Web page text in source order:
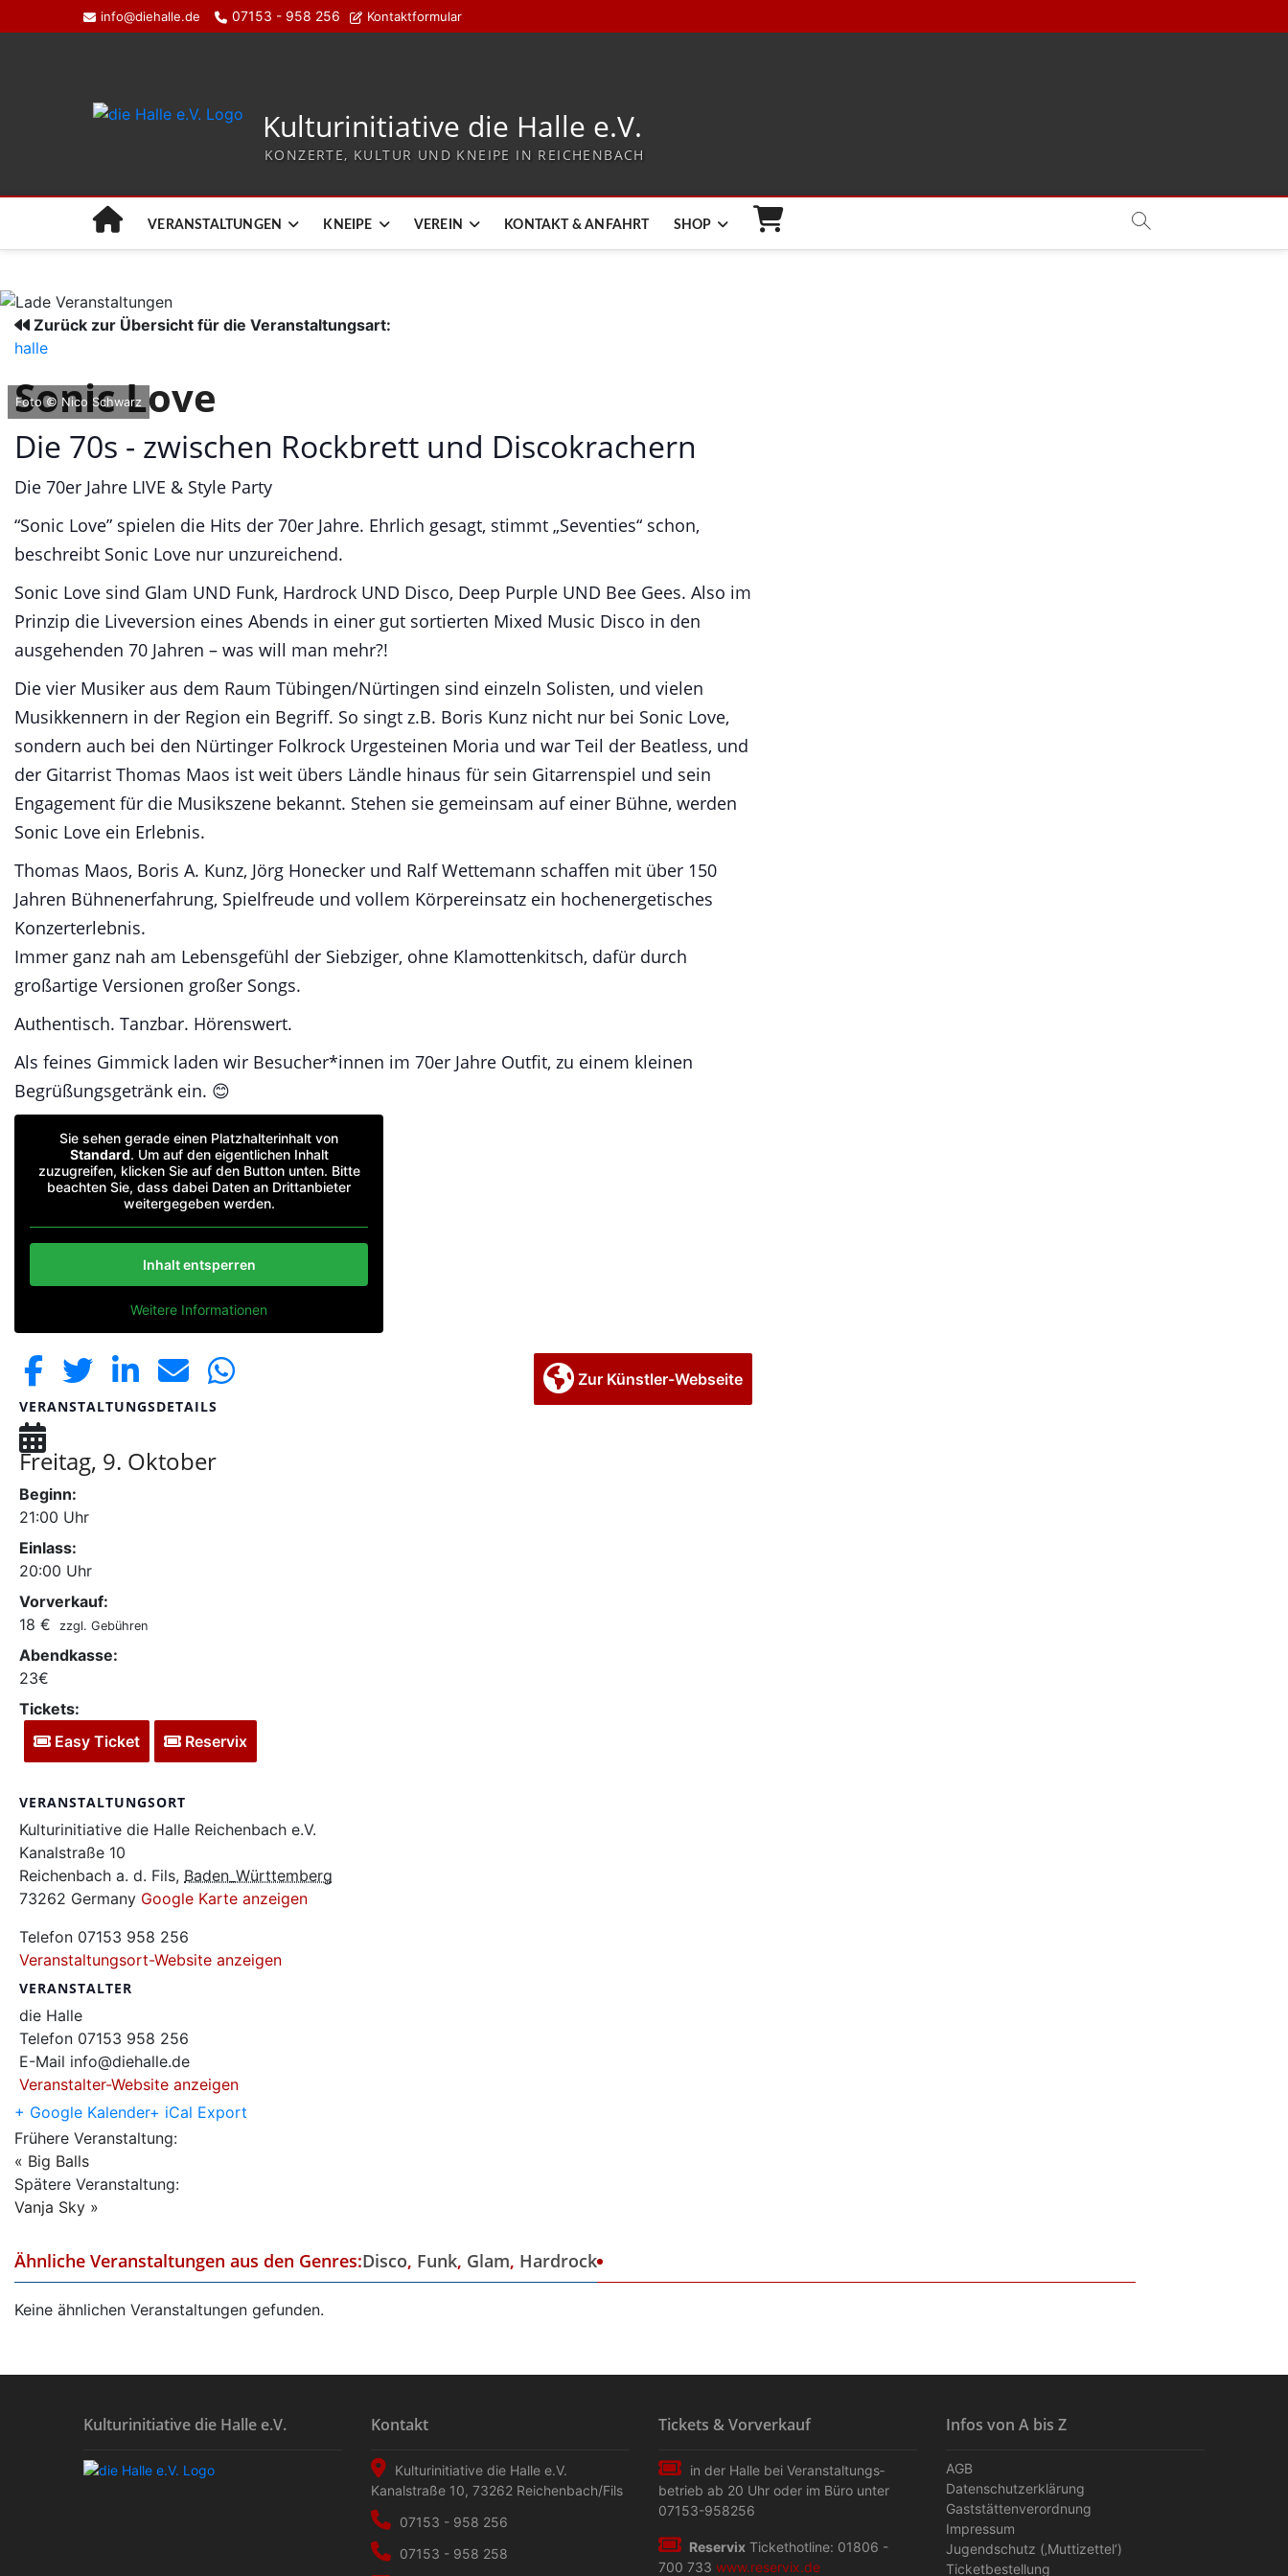
info@diehalle.de 07153 - 958 256 Kontaktformular
Kulturinitiative die Halle e.V.
KONZERTE, KULTUR UND KNEIPE IN REICHENBACH
VERANSTALTUNGEN KNEIPE VEREIN KONTAKT & ANFAHRT SHOP
Zurück zur Übersicht für die Veranstaltungsart:
halle
Foto © Nico Schwarz
Sonic Love
Die 70s - zwischen Rockbrett und Discokrachern
Die 70er Jahre LIVE & Style Party
“Sonic Love” spielen die Hits der 70er Jahre. Ehrlich gesagt, stimmt „Seventies“ schon,
beschreibt Sonic Love nur unzureichend.
Sonic Love sind Glam UND Funk, Hardrock UND Disco, Deep Purple UND Bee Gees. Also im
Prinzip die Liveversion eines Abends in einer gut sortierten Mixed Music Disco in den
ausgehenden 70 Jahren – was will man mehr?!
Die vier Musiker aus dem Raum Tübingen/Nürtingen sind einzeln Solisten, und vielen
Musikkennern in der Region ein Begriff. So singt z.B. Boris Kunz nicht nur bei Sonic Love,
sondern auch bei den Nürtinger Folkrock Urgesteinen Moria und war Teil der Beatless, und
der Gitarrist Thomas Maos ist weit übers Ländle hinaus für sein Gitarrenspiel und sein
Engagement für die Musikszene bekannt. Stehen sie gemeinsam auf einer Bühne, werden
Sonic Love ein Erlebnis.
Thomas Maos, Boris A. Kunz, Jörg Honecker und Ralf Wettemann schaffen mit über 150
Jahren Bühnenerfahrung, Spielfreude und vollem Körpereinsatz ein hochenergetisches
Konzerterlebnis.
Immer ganz nah am Lebensgefühl der Siebziger, ohne Klamottenkitsch, dafür durch
großartige Versionen großer Songs.
Authentisch. Tanzbar. Hörenswert.
Als feines Gimmick laden wir Besucher*innen im 70er Jahre Outfit, zu einem kleinen
Begrüßungsgetränk ein. 😊
Sie sehen gerade einen Platzhalterinhalt von
Standard. Um auf den eigentlichen Inhalt
zuzugreifen, klicken Sie auf den Button unten. Bitte
beachten Sie, dass dabei Daten an Drittanbieter
weitergegeben werden.
Inhalt entsperren
Weitere Informationen
Zur Künstler-Webseite
VERANSTALTUNGSDETAILS
Freitag, 9. Oktober
Beginn:
21:00 Uhr
Einlass:
20:00 Uhr
Vorverkauf:
18 €
zzgl. Gebühren
Abendkasse:
23€
Tickets:
Easy Ticket
Reservix
VERANSTALTUNGSORT
Kulturinitiative die Halle Reichenbach e.V.
Kanalstraße 10
Reichenbach a. d. Fils, Baden_Württemberg
73262 Germany Google Karte anzeigen
Telefon 07153 958 256
Veranstaltungsort-Website anzeigen
VERANSTALTER
die Halle
Telefon 07153 958 256
E-Mail info@diehalle.de
Veranstalter-Website anzeigen
+ Google Kalender+ iCal Export
Frühere Veranstaltung:
« Big Balls
Spätere Veranstaltung:
Vanja Sky »
Ähnliche Veranstaltungen aus den Genres:Disco, Funk, Glam, Hardrock
Keine ähnlichen Veranstaltungen gefunden.
Kulturinitiative die Halle e.V. Kontakt
Kulturinitiative die Halle e.V.
Kanalstraße 10, 73262 Reichenbach/Fils
07153 - 958 256
07153 - 958 258
Tickets & Vorverkauf
in der Halle bei Veranstaltungs­
betrieb ab 20 Uhr oder im Büro unter
07153-958256
Reservix Tickethotline: 01806 -
700 733 www.reservix.de
Infos von A bis Z
AGB
Datenschutzerklärung
Gaststättenverordnung
Impressum
Jugendschutz (‚Muttizettel‘)
Ticketbestellung